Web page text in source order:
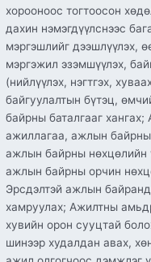
хорооноос тогтоосон
дахин нэмэгдүүлснээс
мэргэшлийг дээшлүүлэх,
мэргэжил эзэмшүүлэх,
(нийлүүлэх, нэгтгэх,
байгуулалтын бүтэц,
байрны баталгааг
ажиллагаа, ажлын байрны
ажлын байрны нөхцөлийн
ажлын байрны орчин
Эрсдэлтэй ажлын
хамруулах; Ажилтны
хувийн орон сууцтай
шинээр худалдан авах,